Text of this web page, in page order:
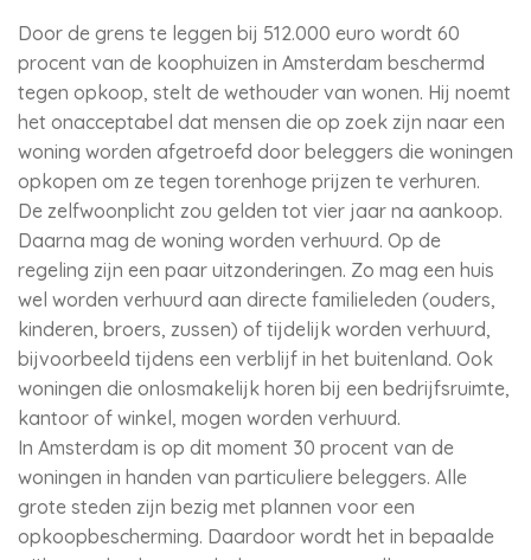
Door de grens te leggen bij 512.000 euro wordt 60
procent van de koophuizen in Amsterdam beschermd
tegen opkoop, stelt de wethouder van wonen. Hij noemt
het onacceptabel dat mensen die op zoek zijn naar een
woning worden afgetroefd door beleggers die woningen
opkopen om ze tegen torenhoge prijzen te verhuren.
De zelfwoonplicht zou gelden tot vier jaar na aankoop.
Daarna mag de woning worden verhuurd. Op de
regeling zijn een paar uitzonderingen. Zo mag een huis
wel worden verhuurd aan directe familieleden (ouders,
kinderen, broers, zussen) of tijdelijk worden verhuurd,
bijvoorbeeld tijdens een verblijf in het buitenland. Ook
woningen die onlosmakelijk horen bij een bedrijfsruimte,
kantoor of winkel, mogen worden verhuurd.
In Amsterdam is op dit moment 30 procent van de
woningen in handen van particuliere beleggers. Alle
grote steden zijn bezig met plannen voor een
opkoopbescherming. Daardoor wordt het in bepaalde